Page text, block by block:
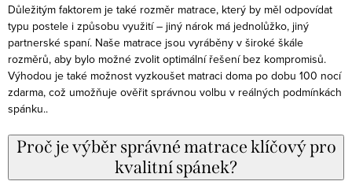
Důležitým faktorem je také rozměr matrace, který by měl odpovídat
typu postele i způsobu využití – jiný nárok má jednolůžko, jiný
partnerské spaní. Naše matrace jsou vyráběny v široké škále
rozměrů, aby bylo možné zvolit optimální řešení bez kompromisů.
Výhodou je také možnost vyzkoušet matraci doma po dobu 100 nocí
zdarma, což umožňuje ověřit správnou volbu v reálných podmínkách
spánku..
Proč je výběr správné matrace klíčový pro
kvalitní spánek?